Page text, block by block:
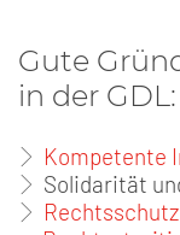
Gute
in der GDL:
Kompetente
Solidarität